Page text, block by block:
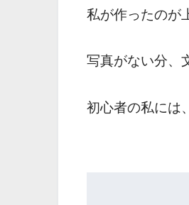
私が作ったのが
写真がない分、
初心者の私には